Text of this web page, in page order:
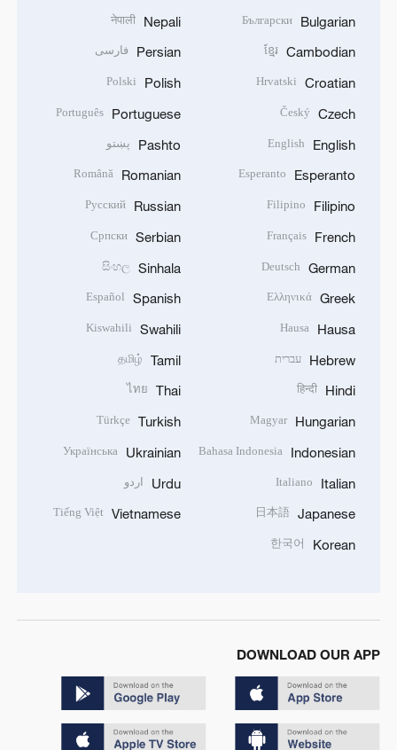
Bulgarian
Български
Cambodian
ខ្មែរ
Croatian
Hrvatski
Czech
Český
English
English
Esperanto
Esperanto
Filipino
Filipino
French
Français
German
Deutsch
Greek
Ελληνικά
Hausa
Hausa
Hebrew עברית
Hindi
हिन्दी
Hungarian
Magyar
Indonesian
Bahasa Indonesia
Italian
Italiano
Japanese
日本語
Korean
한국어
Nepali
नेपाली
Persian فارسی
Polish
Polski
Portuguese
Português
Pashto پښتو
Romanian
Română
Russian
Русский
Serbian
Српски
Sinhala
සිංහල
Spanish
Español
Swahili
Kiswahili
Tamil
தமிழ்
Thai
ไทย
Turkish
Türkçe
Ukrainian
Українська
Urdu اردو
Vietnamese
Tiếng Việt
DOWNLOAD OUR APP